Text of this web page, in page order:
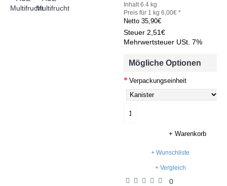
Inhalt 6.4 kg
Preis für 1 kg 6,00€ *
Netto 35,90€
Steuer 2,51€
Mehrwertsteuer USt. 7%
Mögliche Optionen
Verpackungseinheit
+ Warenkorb
+ Wunschliste
+ Vergleich
0